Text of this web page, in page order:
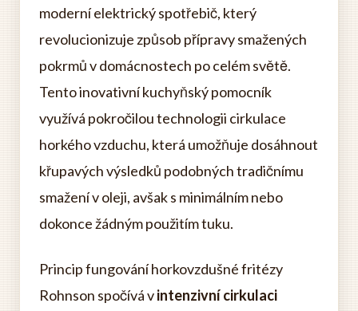
moderní elektrický spotřebič, který
revolucionizuje způsob přípravy smažených
pokrmů v domácnostech po celém světě.
Tento inovativní kuchyňský pomocník
využívá pokročilou technologii cirkulace
horkého vzduchu, která umožňuje dosáhnout
křupavých výsledků podobných tradičnímu
smažení v oleji, avšak s minimálním nebo
dokonce žádným použitím tuku.
Princip fungování horkovzdušné fritézy
Rohnson spočívá vintenzivní cirkulaci